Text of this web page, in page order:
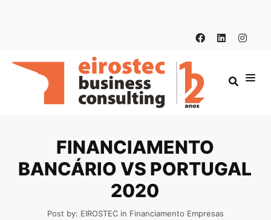
FINANCIAMENTO
BANCÁRIO VS PORTUGAL
2020
Post by: EIROSTEC in Financiamento Empresas